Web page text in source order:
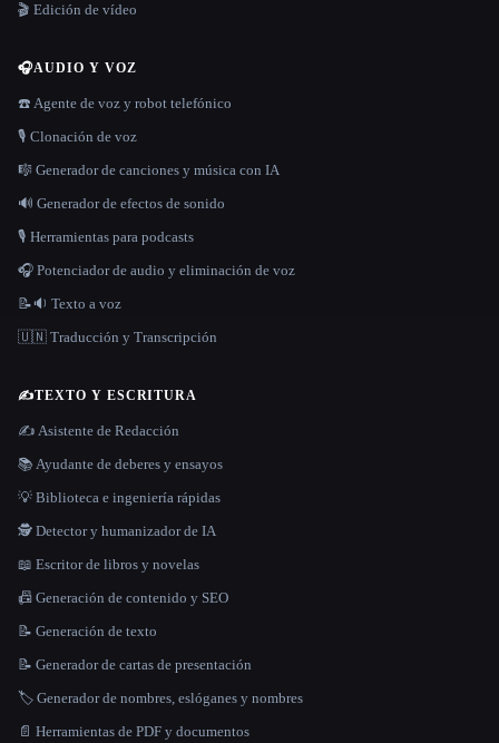
🎬 Edición de vídeo
🎧AUDIO Y VOZ
☎️ Agente de voz y robot telefónico
🎙️ Clonación de voz
🎼 Generador de canciones y música con IA
🔊 Generador de efectos de sonido
🎙️ Herramientas para podcasts
🎧 Potenciador de audio y eliminación de voz
📝🔉 Texto a voz
🇺🇳 Traducción y Transcripción
✍️TEXTO Y ESCRITURA
✍️ Asistente de Redacción
📚 Ayudante de deberes y ensayos
💡 Biblioteca e ingeniería rápidas
🕵️ Detector y humanizador de IA
📖 Escritor de libros y novelas
📠 Generación de contenido y SEO
📝 Generación de texto
📝 Generador de cartas de presentación
🏷️ Generador de nombres, eslóganes y nombres
📄 Herramientas de PDF y documentos